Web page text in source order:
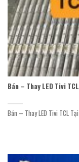
Bán – Thay LED Tivi
Bán – Thay LED Tivi TCL